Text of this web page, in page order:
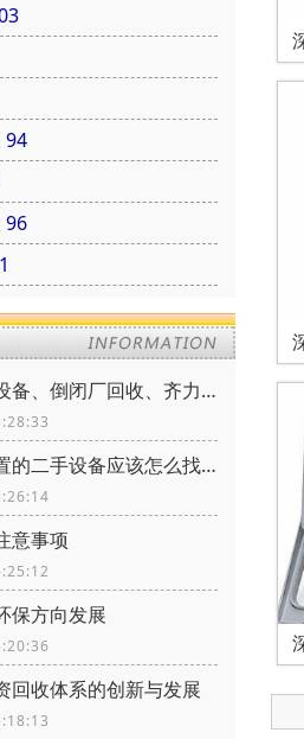
94
96
长期收购各类工厂整厂设备、倒闭厂回收、齐力环保、共创辉煌
工厂经营不善倒闭，闲置的二手设备应该怎么找到买家靠谱的买家
意事项
保方向发展
回收体系的创新与发展